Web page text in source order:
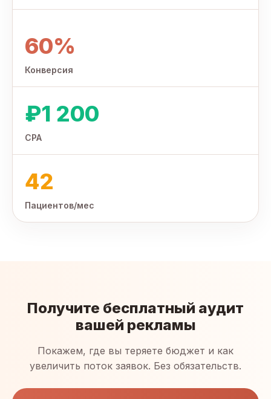
60%
Конверсия
₽1 200
CPA
42
Пациентов/мес
Получите бесплатный аудит
вашей рекламы
Покажем, где вы теряете бюджет и как
увеличить поток заявок. Без обязательств.